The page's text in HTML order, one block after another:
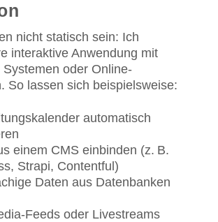
nicht statisch sein: Ich
interaktive Anwendung mit
Systemen oder Online-
So lassen sich beispielsweise:
automatisch
einem CMS einbinden (z. B.
Strapi, Contentful)
Daten aus Datenbanken
Feeds oder Livestreams